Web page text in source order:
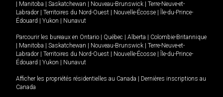
Manitoba Saskatchewan Nouveau-Brunswick
Terre-Neuve-et-
Labrador
Territoires du Nord-Ouest Nouvelle-Écosse
Île-du-Prince-
Édouard
Yukon Nunavut
Parcourir les bureaux en Ontario Québec Alberta
Colombie-Britannique
Manitoba Saskatchewan Nouveau-Brunswick
Terre-Neuve-et-
Labrador
Territoires du Nord-Ouest Nouvelle-Écosse
Île-du-Prince-
Édouard
Yukon Nunavut
Afficher les propriétés résidentielles au Canada
Dernières inscriptions au
Canada